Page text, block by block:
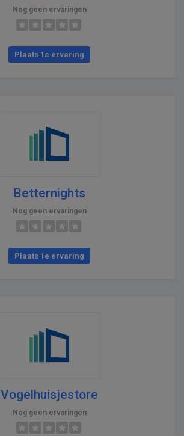
Nog geen ervaringen
Plaats 1e ervaring
Betternights
Nog geen ervaringen
Plaats 1e ervaring
Vogelhuisjestore
Nog geen ervaringen